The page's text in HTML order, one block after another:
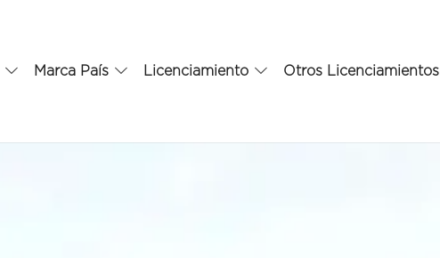
Marca País Licenciamiento Otros Licenciamientos